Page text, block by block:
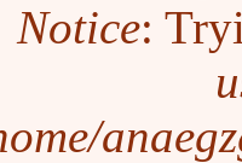
Notice: